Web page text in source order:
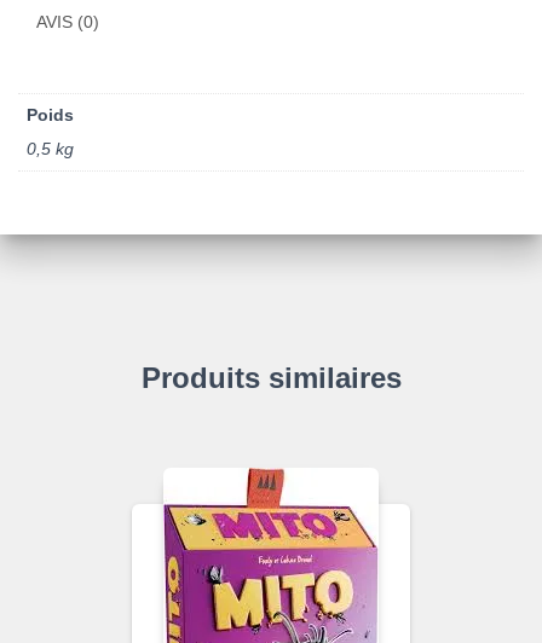
AVIS (0)
Poids
0,5 kg
Produits similaires